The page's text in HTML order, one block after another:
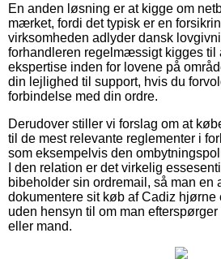
En anden løsning er at kigge om
mærket, fordi det typisk er en
virksomheden adlyder dansk
forhandleren regelmæssigt kigges til
ekspertise inden for lovene på
din lejlighed til support, hvis du
forbindelse med din ordre.
Derudover stiller vi forslag om at
til de mest relevante reglementer i
som eksempelvis den
I den relation er det virkelig
bibeholder sin ordremail, så man en
dokumentere sit køb af Cadiz hjørne
uden hensyn til om man
eller mand.